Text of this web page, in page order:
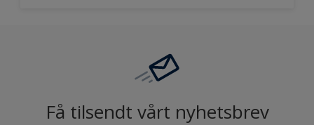
Få tilsendt vårt nyhetsbrev